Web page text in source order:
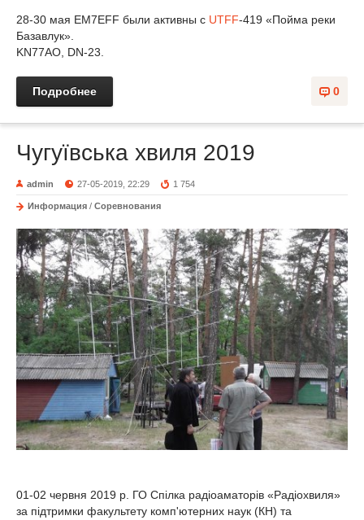
28-30 мая EM7EFF были активны с UTFF-419 «Пойма реки
Базавлук».
KN77AO, DN-23.
0
Подробнее
Чугуївська хвиля 2019
admin 27-05-2019, 22:29 1 754
Информация / Соревнования
01-02 червня 2019 р. ГО Спілка радіоаматорів «Радіохвиля»
за підтримки факультету комп'ютерних наук (КН) та